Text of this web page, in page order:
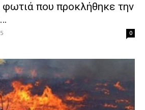
που προκλήθηκε την
0